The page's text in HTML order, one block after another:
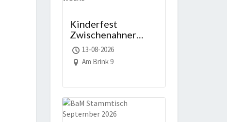
Kinderfest
Zwischenahner
Woche
13-08-2026
Am Brink 9